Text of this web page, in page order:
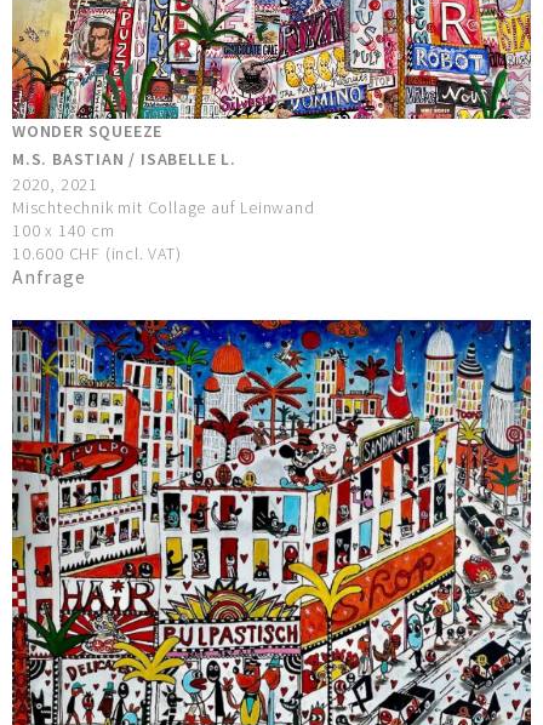
WONDER SQUEEZE
M.S. BASTIAN / ISABELLE L.
2020, 2021
Mischtechnik mit Collage auf Leinwand
100 x 140 cm
10.600 CHF (incl. VAT)
Anfrage